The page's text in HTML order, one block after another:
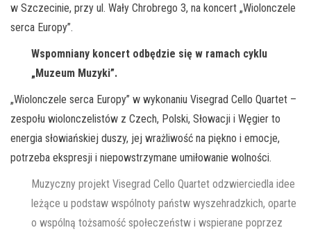
w Szczecinie, przy ul. Wały Chrobrego 3, na koncert „Wiolonczele
serca Europy”.
Wspomniany koncert odbędzie się w ramach cyklu
„Muzeum Muzyki”.
„Wiolonczele serca Europy” w wykonaniu Visegrad Cello Quartet –
zespołu wiolonczelistów z Czech, Polski, Słowacji i Węgier to
energia słowiańskiej duszy, jej wrażliwość na piękno i emocje,
potrzeba ekspresji i niepowstrzymane umiłowanie wolności.
Muzyczny projekt Visegrad Cello Quartet odzwierciedla idee
leżące u podstaw wspólnoty państw wyszehradzkich, oparte
o wspólną tożsamość społeczeństw i wspierane poprzez